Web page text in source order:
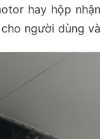
hay hộp
người dùng